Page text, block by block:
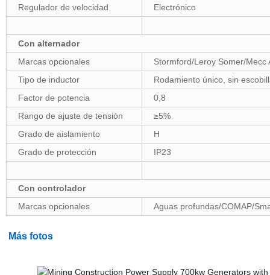
Regulador de velocidad Electrónico
Con alternador
Marcas opcionales
Stormford/Leroy Somer/Mecc
Tipo de inductor
Rodamiento único, sin
Factor de potencia
0,8
Rango de ajuste de tensión
≥5%
Grado de aislamiento
H
Grado de protección
IP23
Con controlador
Marcas opcionales
Aguas profundas/COMAP/
Más fotos